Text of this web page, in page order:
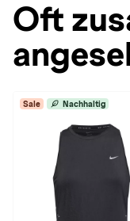
Oft
Sale Nachhaltig